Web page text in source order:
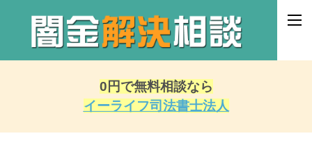
0円で無料相談なら
イーライフ司法書士法人